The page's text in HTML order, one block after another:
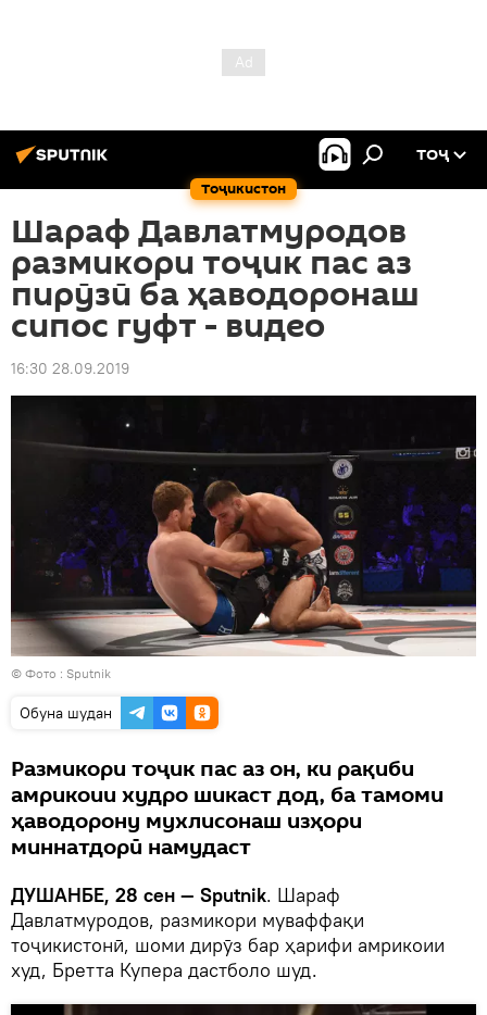
Тоҷикистон
ТОҶ
Шараф Давлатмуродов
размикори тоҷик пас аз
пирӯзӣ ба ҳаводоронаш
сипос гуфт - видео
16:30 28.09.2019
© Фото : Sputnik
Обуна шудан
Размикори тоҷик пас аз он, ки рақиби
амрикоии худро шикаст дод, ба тамоми
ҳаводорону мухлисонаш изҳори
миннатдорӣ намудаст
ДУШАНБЕ, 28 сен — Sputnik. Шараф
Давлатмуродов, размикори муваффақи
тоҷикистонӣ, шоми дирӯз бар ҳарифи амрикоии
худ, Бретта Купера дастболо шуд.